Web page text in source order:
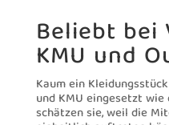
Beliebt bei
KMU und
Kaum ein
und KMU eingesetzt
schätzen sie, weil die